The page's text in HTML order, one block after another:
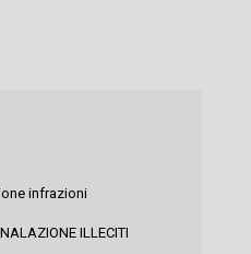
infrazioni
ILLECITI